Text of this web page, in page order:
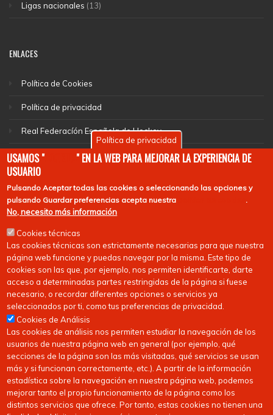
Ligas nacionales (13)
ENLACES
Política de Cookies
Política de privacidad
Real Federacíón Española de Hockey
EuroHockey
Política de privacidad
USAMOS "COOKIES " EN LA WEB PARA MEJORAR LA EXPERIENCIA DE
USUARIO
PulsandoAceptar todas las cookies o seleccionando las opciones y
pulsando Guardar preferencias acepta nuestra .
No, necesito más información
Cookies técnicas
Las cookies técnicas son estrictamente necesarias para que nuestra
página web funcione y puedas navegar por la misma. Este tipo de
cookies son las que, por ejemplo, nos permiten identificarte, darte
acceso a determinadas partes restringidas de la página si fuese
necesario, o recordar diferentes opciones o servicios ya
seleccionados por ti, como tus preferencias de privacidad.
Cookies de Análisis
Las cookies de análisis nos permiten estudiar la navegación de los
usuarios de nuestra página web en general (por ejemplo, qué
secciones de la página son las más visitadas, qué servicios se usan
más y si funcionan correctamente, etc.). A partir de la información
estadística sobre la navegación en nuestra página web, podemos
mejorar tanto el propio funcionamiento de la página como los
distintos servicios que ofrece. Por tanto, estas cookies no tienen una